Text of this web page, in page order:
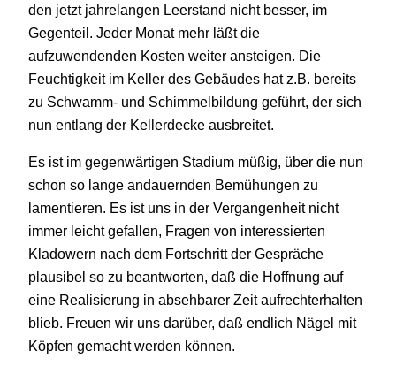
den jetzt jahrelangen Leerstand nicht besser, im
Gegenteil. Jeder Monat mehr läßt die
aufzuwendenden Kosten weiter ansteigen. Die
Feuchtigkeit im Keller des Gebäudes hat z.B. bereits
zu Schwamm- und Schimmelbildung geführt, der sich
nun entlang der Kellerdecke ausbreitet.
Es ist im gegenwärtigen Stadium müßig, über die nun
schon so lange andauernden Bemühungen zu
lamentieren. Es ist uns in der Vergangenheit nicht
immer leicht gefallen, Fragen von interessierten
Kladowern nach dem Fortschritt der Gespräche
plausibel so zu beantworten, daß die Hoffnung auf
eine Realisierung in absehbarer Zeit aufrechterhalten
blieb. Freuen wir uns darüber, daß endlich Nägel mit
Köpfen gemacht werden können.